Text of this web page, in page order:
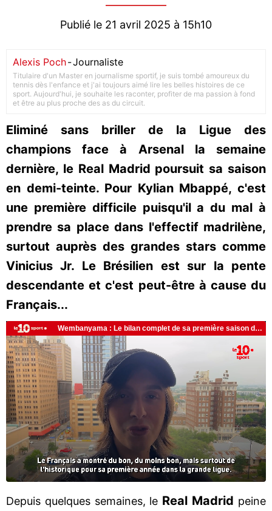
Publié le 21 avril 2025 à 15h10
Alexis Poch-Journaliste
Titulaire d'un Master en journalisme sportif, je suis tombé amoureux du
tennis dès l'enfance et j'ai toujours aimé lire les belles histoires de ce
sport. Aujourd'hui, je souhaite les raconter, profiter de ma passion à fond
et être au plus proche des as du circuit.
Eliminé sans briller de la Ligue des
champions face à Arsenal la semaine
dernière, le Real Madrid poursuit sa saison
en demi-teinte. Pour Kylian Mbappé, c'est
une première difficile puisqu'il a du mal à
prendre sa place dans l'effectif madrilène,
surtout auprès des grandes stars comme
Vinicius Jr. Le Brésilien est sur la pente
descendante et c'est peut-être à cause du
Français...
Depuis quelques semaines, le Real Madrid peine